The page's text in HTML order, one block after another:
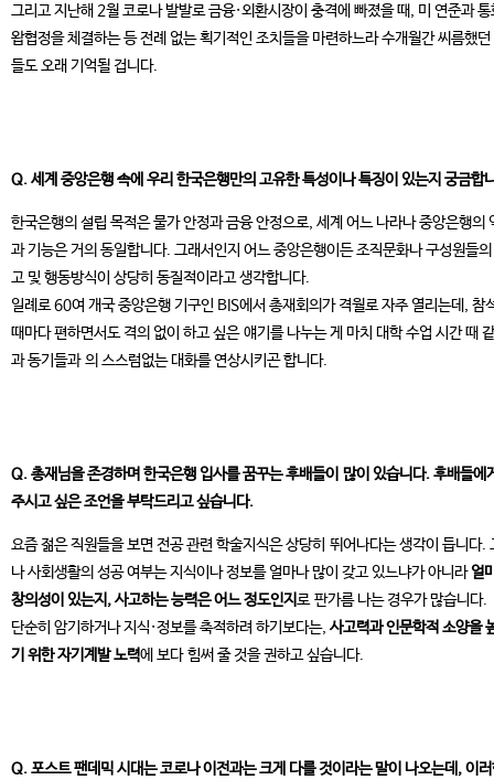
그리고 지난해 2월 코로나 발발로 금융·외환시장이 충격에 빠졌을 때, 미 연준과 통
왑협정을 체결하는 등 전례 없는 획기적인 조치들을 마련하느라 수개월간 씨름했던
들도 오래 기억될 겁니다.
Q. 세계 중앙은행 속에 우리 한국은행만의 고유한 특성이나 특징이 있는지 궁금합
한국은행의 설립 목적은 물가 안정과 금융 안정으로, 세계 어느 나라나 중앙은행의
과 기능은 거의 동일합니다. 그래서인지 어느 중앙은행이든 조직문화나 구성원들
고 및 행동방식이 상당히 동질적이라고 생각합니다.
일례로 60여 개국 중앙은행 기구인 BIS에서 총재회의가 격월로 자주 열리는데, 참
때마다 편하면서도 격의 없이 하고 싶은 얘기를 나누는 게 마치 대학 수업 시간 때
과 동기들과 의 스스럼없는 대화를 연상시키곤 합니다.
Q. 총재님을 존경하며 한국은행 입사를 꿈꾸는 후배들이 많이 있습니다. 후배들에
주시고 싶은 조언을 부탁드리고 싶습니다.
요즘 젊은 직원들을 보면 전공 관련 학술지식은 상당히 뛰어나다는 생각이 듭니다.
나 사회생활의 성공 여부는 지식이나 정보를 얼마나 많이 갖고 있느냐가 아니라얼
창의성이 있는지, 사고하는 능력은 어느 정도인지로 판가름 나는 경우가 많습니다.
단순히 암기하거나 지식·정보를 축적하려 하기보다는,사고력과 인문학적 소양을
기 위한 자기계발 노력에 보다 힘써 줄 것을 권하고 싶습니다.
Q. 포스트 팬데믹 시대는 코로나 이전과는 크게 다를 것이라는 말이 나오는데, 이